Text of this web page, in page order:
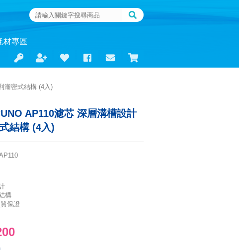
材專區
漸密式結構 (4入)
AP110濾芯 深層溝槽設計
結構 (4入)
構
保證